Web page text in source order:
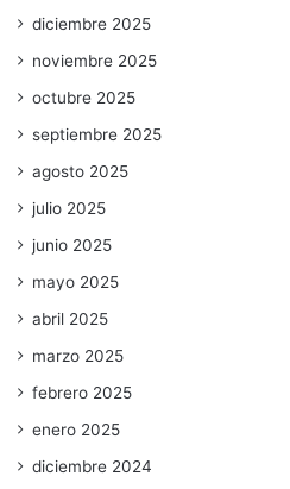
diciembre 2025
noviembre 2025
octubre 2025
septiembre 2025
agosto 2025
julio 2025
junio 2025
mayo 2025
abril 2025
marzo 2025
febrero 2025
enero 2025
diciembre 2024